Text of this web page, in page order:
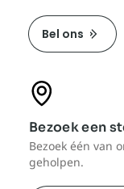
Bel ons
Bezoek een
Bezoek één van
geholpen.